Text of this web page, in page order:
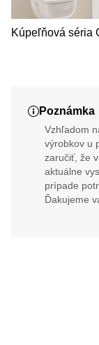
Kúpeľňová séria
Poznámka
Vzhľadom
výrobkov u
zaručiť, že
aktuálne
prípade
Ďakujeme